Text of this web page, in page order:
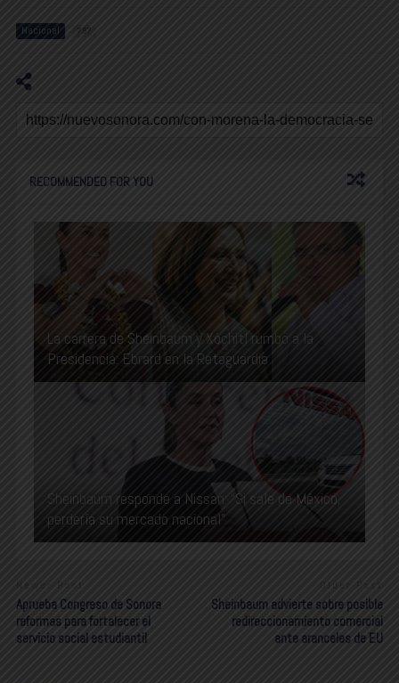
Nacional 797
RECOMMENDED FOR YOU
La carrera de Sheinbaum y Xóchitl rumbo a la
Presidencia: Ebrard en la Retaguardia
Sheinbaum responde a Nissan: “Si sale de México,
perdería su mercado nacional”
Newer Post
Aprueba Congreso de Sonora
reformas para fortalecer el
servicio social estudiantil
Older Post
Sheinbaum advierte sobre posible
redireccionamiento comercial
ante aranceles de EU